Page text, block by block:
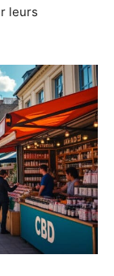
leurs